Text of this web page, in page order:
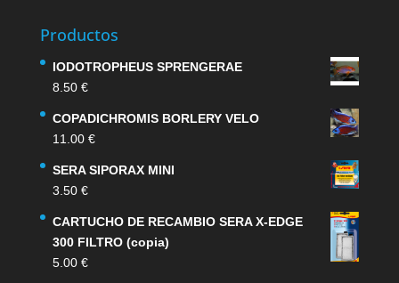
Productos
IODOTROPHEUS SPRENGERAE
8.50 €
COPADICHROMIS BORLERY VELO
11.00 €
SERA SIPORAX MINI
3.50 €
CARTUCHO DE RECAMBIO SERA X-EDGE
300 FILTRO (copia)
5.00 €